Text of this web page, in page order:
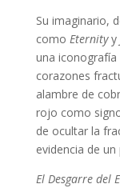
Su imaginario,
como Eternityy
una
corazones
alambre de
rojo como
de ocultar la
evidencia de
El Desgarre del